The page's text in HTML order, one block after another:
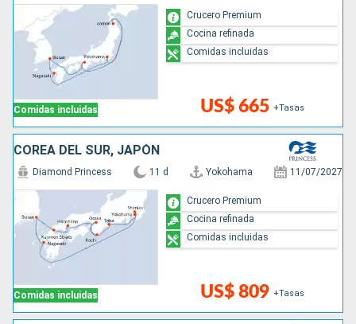
Comidas incluidas US$ 665 +Tasas
Crucero Premium
Cocina refinada
Comidas incluidas
COREA DEL SUR, JAPÓN
Comidas incluidas
Diamond Princess 11 d Yokohama 11/07/2027
US$ 809 +Tasas
Crucero Premium
Cocina refinada
Comidas incluidas